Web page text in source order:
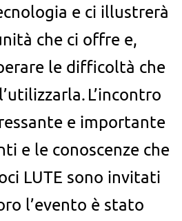
e ci illustrerà
che ci offre e,
le difficoltà che
L’incontro
e importante
e le conoscenze che
LUTE sono invitati
l’evento è stato